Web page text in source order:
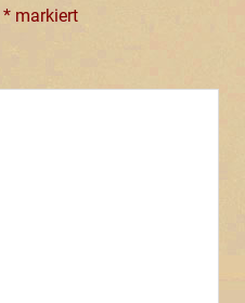
* markiert